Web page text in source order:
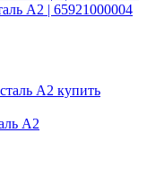
A2 | 65921000004
A2